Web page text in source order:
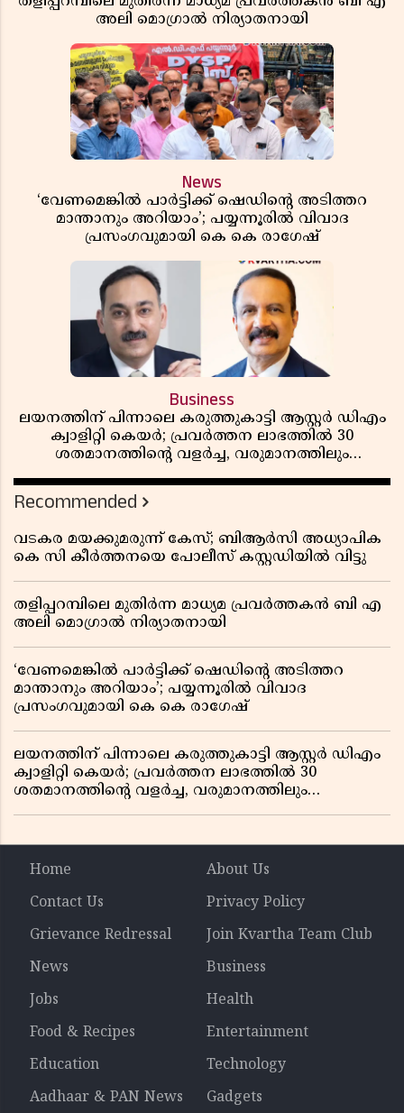
അലി മൊഗ്രാൽ നിര്യാതനായി
News
‘വേണമെങ്കിൽ പാർട്ടിക്ക് ഷെഡിൻ്റെ അടിത്തറ
മാന്താനും അറിയാം’; പയ്യന്നൂരിൽ വിവാദ
പ്രസംഗവുമായി കെ കെ രാഗേഷ്
Business
ലയനത്തിന് പിന്നാലെ കരുത്തുകാട്ടി ആസ്റ്റർ ഡിഎം
ക്വാളിറ്റി കെയർ; പ്രവർത്തന ലാഭത്തിൽ 30
ശതമാനത്തിൻ്റെ വളർച്ച, വരുമാനത്തിലും
റിപ്പോർട്ട് പുറത്ത്
Recommended
വടകര മയക്കുമരുന്ന് കേസ്; ബിആർസി അധ്യാപിക
കെ സി കീർത്തനയെ പോലീസ് കസ്റ്റഡിയിൽ വിട്ടു
തളിപ്പറമ്പിലെ മുതിർന്ന മാധ്യമ പ്രവർത്തകൻ ബി എ
അലി മൊഗ്രാൽ നിര്യാതനായി
‘വേണമെങ്കിൽ പാർട്ടിക്ക് ഷെഡിൻ്റെ അടിത്തറ
മാന്താനും അറിയാം’; പയ്യന്നൂരിൽ വിവാദ
പ്രസംഗവുമായി കെ കെ രാഗേഷ്
ലയനത്തിന് പിന്നാലെ കരുത്തുകാട്ടി ആസ്റ്റർ ഡിഎം
ക്വാളിറ്റി കെയർ; പ്രവർത്തന ലാഭത്തിൽ 30
ശതമാനത്തിൻ്റെ വളർച്ച, വരുമാനത്തിലും
Home
About Us
Contact Us
Privacy Policy
Grievance Redressal
Join Kvartha Team Club
News
Business
Jobs
Health
Food & Recipes
Entertainment
Education
Technology
Aadhaar & PAN News
Gadgets